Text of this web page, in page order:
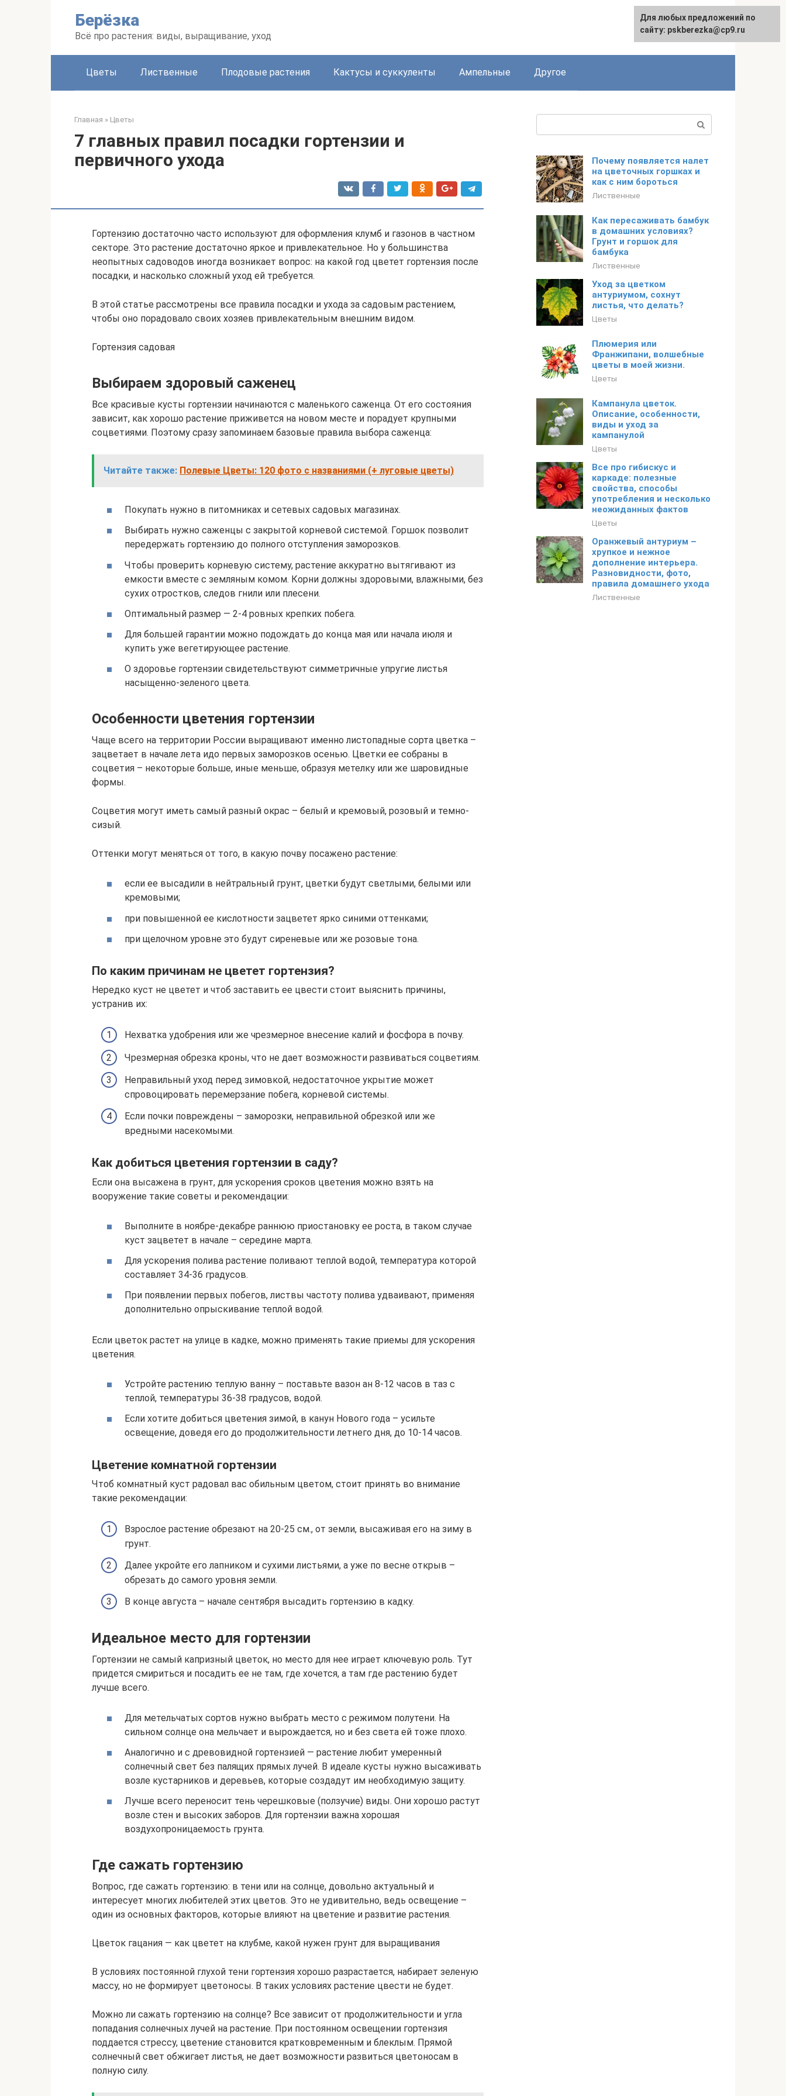
Берёзка
Всё про растения: виды, выращивание, уход
English
Цветы Лиственные Плодовые растения Кактусы и суккуленты Ампельные Другое
Главная » Цветы
7 главных правил посадки гортензии и
первичного ухода
Гортензию достаточно часто используют для оформления клумб и газонов в частном
секторе. Это растение достаточно яркое и привлекательное. Но у большинства
неопытных садоводов иногда возникает вопрос: на какой год цветет гортензия после
посадки, и насколько сложный уход ей требуется.
В этой статье рассмотрены все правила посадки и ухода за садовым растением,
чтобы оно порадовало своих хозяев привлекательным внешним видом.
Гортензия садовая
Выбираем здоровый саженец
Все красивые кусты гортензии начинаются с маленького саженца. От его состояния
зависит, как хорошо растение приживется на новом месте и порадует крупными
соцветиями. Поэтому сразу запоминаем базовые правила выбора саженца:
Читайте также: Полевые Цветы: 120 фото с названиями (+ луговые цветы)
Покупать нужно в питомниках и сетевых садовых магазинах.
Выбирать нужно саженцы с закрытой корневой системой. Горшок позволит
передержать гортензию до полного отступления заморозков.
Чтобы проверить корневую систему, растение аккуратно вытягивают из
емкости вместе с земляным комом. Корни должны здоровыми, влажными, без
сухих отростков, следов гнили или плесени.
Оптимальный размер — 2-4 ровных крепких побега.
Для большей гарантии можно подождать до конца мая или начала июля и
купить уже вегетирующее растение.
О здоровье гортензии свидетельствуют симметричные упругие листья
насыщенно-зеленого цвета.
Особенности цветения гортензии
Чаще всего на территории России выращивают именно листопадные сорта цветка –
зацветает в начале лета идо первых заморозков осенью. Цветки ее собраны в
соцветия – некоторые больше, иные меньше, образуя метелку или же шаровидные
формы.
Соцветия могут иметь самый разный окрас – белый и кремовый, розовый и темно-
сизый.
Оттенки могут меняться от того, в какую почву посажено растение:
если ее высадили в нейтральный грунт, цветки будут светлыми, белыми или
кремовыми;
при повышенной ее кислотности зацветет ярко синими оттенками;
при щелочном уровне это будут сиреневые или же розовые тона.
По каким причинам не цветет гортензия?
Нередко куст не цветет и чтоб заставить ее цвести стоит выяснить причины,
устранив их:
Нехватка удобрения или же чрезмерное внесение калий и фосфора в почву.
Чрезмерная обрезка кроны, что не дает возможности развиваться соцветиям.
Неправильный уход перед зимовкой, недостаточное укрытие может
спровоцировать перемерзание побега, корневой системы.
Если почки повреждены – заморозки, неправильной обрезкой или же
вредными насекомыми.
Как добиться цветения гортензии в саду?
Если она высажена в грунт, для ускорения сроков цветения можно взять на
вооружение такие советы и рекомендации:
Выполните в ноябре-декабре раннюю приостановку ее роста, в таком случае
куст зацветет в начале – середине марта.
Для ускорения полива растение поливают теплой водой, температура которой
составляет 34-36 градусов.
При появлении первых побегов, листвы частоту полива удваивают, применяя
дополнительно опрыскивание теплой водой.
Если цветок растет на улице в кадке, можно применять такие приемы для ускорения
цветения.
Устройте растению теплую ванну – поставьте вазон ан 8-12 часов в таз с
теплой, температуры 36-38 градусов, водой.
Если хотите добиться цветения зимой, в канун Нового года – усильте
освещение, доведя его до продолжительности летнего дня, до 10-14 часов.
Цветение комнатной гортензии
Чтоб комнатный куст радовал вас обильным цветом, стоит принять во внимание
такие рекомендации:
Взрослое растение обрезают на 20-25 см., от земли, высаживая его на зиму в
грунт.
Далее укройте его лапником и сухими листьями, а уже по весне открыв –
обрезать до самого уровня земли.
В конце августа – начале сентября высадить гортензию в кадку.
Идеальное место для гортензии
Гортензии не самый капризный цветок, но место для нее играет ключевую роль. Тут
придется смириться и посадить ее не там, где хочется, а там где растению будет
лучше всего.
Для метельчатых сортов нужно выбрать место с режимом полутени. На
сильном солнце она мельчает и вырождается, но и без света ей тоже плохо.
Аналогично и с древовидной гортензией — растение любит умеренный
солнечный свет без палящих прямых лучей. В идеале кусты нужно высаживать
возле кустарников и деревьев, которые создадут им необходимую защиту.
Лучше всего переносит тень черешковые (ползучие) виды. Они хорошо растут
возле стен и высоких заборов. Для гортензии важна хорошая
воздухопроницаемость грунта.
Где сажать гортензию
Вопрос, где сажать гортензию: в тени или на солнце, довольно актуальный и
интересует многих любителей этих цветов. Это не удивительно, ведь освещение –
один из основных факторов, которые влияют на цветение и развитие растения.
Цветок гацания — как цветет на клубме, какой нужен грунт для выращивания
В условиях постоянной глухой тени гортензия хорошо разрастается, набирает зеленую
массу, но не формирует цветоносы. В таких условиях растение цвести не будет.
Можно ли сажать гортензию на солнце? Все зависит от продолжительности и угла
попадания солнечных лучей на растение. При постоянном освещении гортензия
поддается стрессу, цветение становится кратковременным и блеклым. Прямой
солнечный свет обжигает листья, не дает возможности развиться цветоносам в
полную силу.
Почему появляется налет
на цветочных горшках и
как с ним бороться
Лиственные
Как пересаживать бамбук
в домашних условиях?
Грунт и горшок для
бамбука
Лиственные
Уход за цветком
антуриумом, сохнут
листья, что делать?
Цветы
Плюмерия или
Франжипани, волшебные
цветы в моей жизни.
Цветы
Кампанула цветок.
Описание, особенности,
виды и уход за
кампанулой
Цветы
Все про гибискус и
каркаде: полезные
свойства, способы
употребления и несколько
неожиданных фактов
Цветы
Оранжевый антуриум –
хрупкое и нежное
дополнение интерьера.
Разновидности, фото,
правила домашнего ухода
Лиственные
Для любых предложений по
сайту: pskberezka@cp9.ru